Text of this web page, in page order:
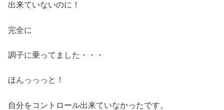
出来ていないのに！
完全に
調子に乗ってました・・・
ほんっっっと！
自分をコントロール出来ていなかったです。